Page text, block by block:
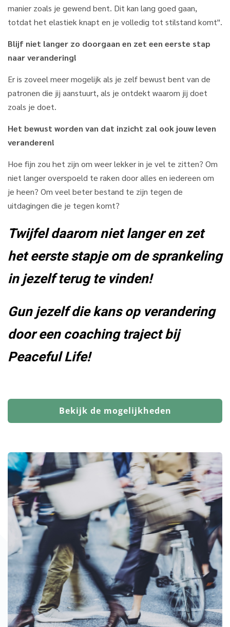
manier zoals je gewend bent. Dit kan lang goed gaan,
totdat het elastiek knapt en je volledig tot stilstand komt".
Blijf niet langer zo doorgaan en zet een eerste stap
naar verandering!
Er is zoveel meer mogelijk als je zelf bewust bent van de
patronen die jij aanstuurt, als je ontdekt waarom jij doet
zoals je doet.
Het bewust worden van dat inzicht zal ook jouw leven
veranderen!
Hoe fijn zou het zijn om weer lekker in je vel te zitten? Om
niet langer overspoeld te raken door alles en iedereen om
je heen? Om veel beter bestand te zijn tegen de
uitdagingen die je tegen komt?
Twijfel daarom niet langer en zet
het eerste stapje om de sprankeling
in jezelf terug te vinden!
Gun jezelf die kans op verandering
door een coaching traject bij
Peaceful Life!
Bekijk de mogelijkheden